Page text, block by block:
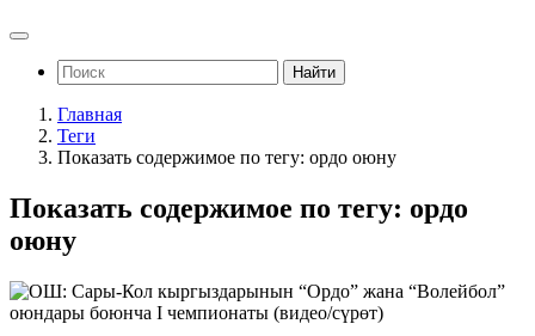
Найти
Главная
Теги
Показать содержимое по тегу: ордо оюну
Показать содержимое по тегу: ордо
оюну